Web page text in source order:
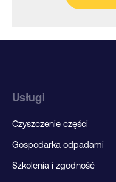
Usługi
Czyszczenie części
Gospodarka odpadami
Szkolenia i zgodność